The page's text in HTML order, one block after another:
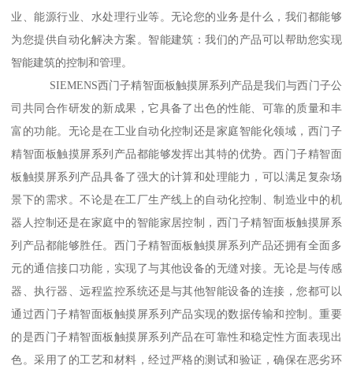
业、能源行业、水处理行业等。无论您的业务是什么，我们都能够
为您提供自动化解决方案。智能建筑：我们的产品可以帮助您实现
智能建筑的控制和管理。
SIEMENS西门子精智面板触摸屏系列产品是我们与西门子公
司共同合作研发的新成果，它具备了出色的性能、可靠的质量和丰
富的功能。无论是在工业自动化控制还是家庭智能化领域，西门子
精智面板触摸屏系列产品都能够发挥出其特的优势。西门子精智面
板触摸屏系列产品具备了强大的计算和处理能力，可以满足复杂场
景下的需求。不论是在工厂生产线上的自动化控制、制造业中的机
器人控制还是在家庭中的智能家居控制，西门子精智面板触摸屏系
列产品都能够胜任。西门子精智面板触摸屏系列产品还拥有全面多
元的通信接口功能，实现了与其他设备的无缝对接。无论是与传感
器、执行器、远程监控系统还是与其他智能设备的连接，您都可以
通过西门子精智面板触摸屏系列产品实现的数据传输和控制。重要
的是西门子精智面板触摸屏系列产品在可靠性和稳定性方面表现出
色。采用了的工艺和材料，经过严格的测试和验证，确保在恶劣环